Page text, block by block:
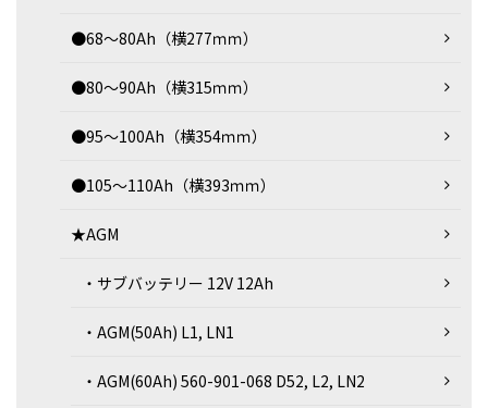
●68～80Ah（横277ｍｍ）
●80～90Ah（横315ｍｍ）
●95～100Ah（横354ｍｍ）
●105～110Ah（横393ｍｍ）
★AGM
・サブバッテリー 12V 12Ah
・AGM(50Ah) L1, LN1
・AGM(60Ah) 560-901-068 D52, L2, LN2